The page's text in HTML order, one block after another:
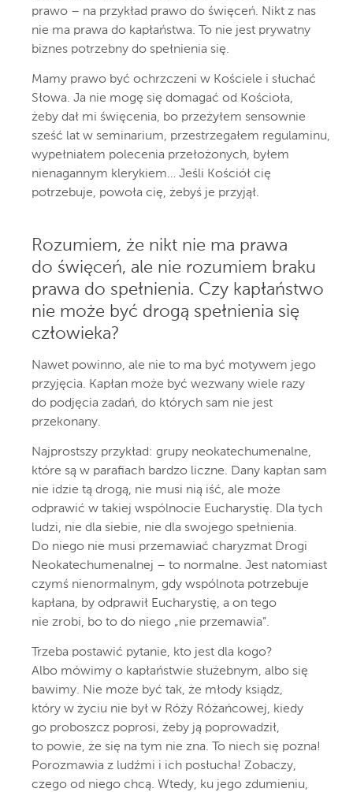
prawo – na przykład prawo do święceń. Nikt z nas
nie ma prawa do kapłaństwa. To nie jest prywatny
biznes potrzebny do spełnienia się.
Mamy prawo być ochrzczeni w Kościele i słuchać
Słowa. Ja nie mogę się domagać od Kościoła,
żeby dał mi święcenia, bo przeżyłem sensownie
sześć lat w seminarium, przestrzegałem regulaminu,
wypełniałem polecenia przełożonych, byłem
nienagannym klerykiem… Jeśli Kościół cię
potrzebuje, powoła cię, żebyś je przyjął.
Rozumiem, że nikt nie ma prawa
do święceń, ale nie rozumiem braku
prawa do spełnienia. Czy kapłaństwo
nie może być drogą spełnienia się
człowieka?
Nawet powinno, ale nie to ma być motywem jego
przyjęcia. Kapłan może być wezwany wiele razy
do podjęcia zadań, do których sam nie jest
przekonany.
Najprostszy przykład: grupy neokatechumenalne,
które są w parafiach bardzo liczne. Dany kapłan sam
nie idzie tą drogą, nie musi nią iść, ale może
odprawić w takiej wspólnocie Eucharystię. Dla tych
ludzi, nie dla siebie, nie dla swojego spełnienia.
Do niego nie musi przemawiać charyzmat Drogi
Neokatechumenalnej – to normalne. Jest natomiast
czymś nienormalnym, gdy wspólnota potrzebuje
kapłana, by odprawił Eucharystię, a on tego
nie zrobi, bo to do niego „nie przemawia”.
Trzeba postawić pytanie, kto jest dla kogo?
Albo mówimy o kapłaństwie służebnym, albo się
bawimy. Nie może być tak, że młody ksiądz,
który w życiu nie był w Róży Różańcowej, kiedy
go proboszcz poprosi, żeby ją poprowadził,
to powie, że się na tym nie zna. To niech się pozna!
Porozmawia z ludźmi i ich posłucha! Zobaczy,
czego od niego chcą. Wtedy, ku jego zdumieniu,